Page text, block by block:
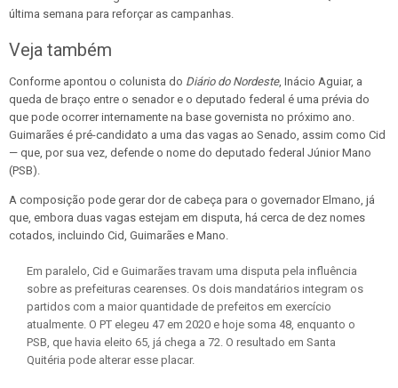
última semana para reforçar as campanhas.
Veja também
Conforme apontou o colunista do Diário do Nordeste, Inácio Aguiar, a
queda de braço entre o senador e o deputado federal é uma prévia do
que pode ocorrer internamente na base governista no próximo ano.
Guimarães é pré-candidato a uma das vagas ao Senado, assim como Cid
— que, por sua vez, defende o nome do deputado federal Júnior Mano
(PSB).
A composição pode gerar dor de cabeça para o governador Elmano, já
que, embora duas vagas estejam em disputa, há cerca de dez nomes
cotados, incluindo Cid, Guimarães e Mano.
Em paralelo, Cid e Guimarães travam uma disputa pela influência
sobre as prefeituras cearenses. Os dois mandatários integram os
partidos com a maior quantidade de prefeitos em exercício
atualmente. O PT elegeu 47 em 2020 e hoje soma 48, enquanto o
PSB, que havia eleito 65, já chega a 72. O resultado em Santa
Quitéria pode alterar esse placar.